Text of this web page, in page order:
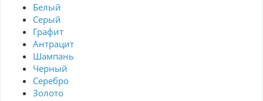
Белый
Серый
Графит
Антрацит
Шампань
Черный
Серебро
Золото